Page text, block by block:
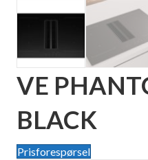
VE
BLACK
Prisforespørsel